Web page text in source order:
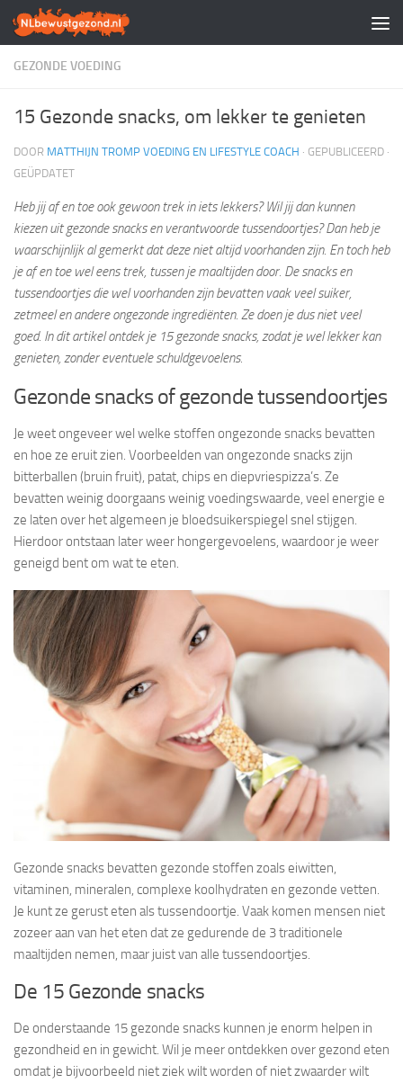
Doorgaan naar inhoud
GEZONDE VOEDING
15 Gezonde snacks, om lekker te genieten
DOOR MATTHIJN TROMP VOEDING EN LIFESTYLE COACH · GEPUBLICEERD ·
GEÜPDATET
Heb jij af en toe ook gewoon trek in iets lekkers? Wil jij dan kunnen
kiezen uit gezonde snacks en verantwoorde tussendoortjes? Dan heb je
waarschijnlijk al gemerkt dat deze niet altijd voorhanden zijn. En toch heb
je af en toe wel eens trek, tussen je maaltijden door. De snacks en
tussendoortjes die wel voorhanden zijn bevatten vaak veel suiker,
zetmeel en andere ongezonde ingrediënten. Ze doen je dus niet veel
goed. In dit artikel ontdek je 15 gezonde snacks, zodat je wel lekker kan
genieten, zonder eventuele schuldgevoelens.
Gezonde snacks of gezonde tussendoortjes
Je weet ongeveer wel welke stoffen ongezonde snacks bevatten
en hoe ze eruit zien. Voorbeelden van ongezonde snacks zijn
bitterballen (bruin fruit), patat, chips en diepvriespizza’s. Ze
bevatten weinig doorgaans weinig voedingswaarde, veel energie e
ze laten over het algemeen je bloedsuikerspiegel snel stijgen.
Hierdoor ontstaan later weer hongergevoelens, waardoor je weer
geneigd bent om wat te eten.
Gezonde snacks bevatten gezonde stoffen zoals eiwitten,
vitaminen, mineralen, complexe koolhydraten en gezonde vetten.
Je kunt ze gerust eten als tussendoortje. Vaak komen mensen niet
zozeer aan van het eten dat ze gedurende de 3 traditionele
maaltijden nemen, maar juist van alle tussendoortjes.
De 15 Gezonde snacks
De onderstaande 15 gezonde snacks kunnen je enorm helpen in
gezondheid en in gewicht. Wil je meer ontdekken over gezond eten
omdat je bijvoorbeeld niet ziek wilt worden of niet zwaarder wilt